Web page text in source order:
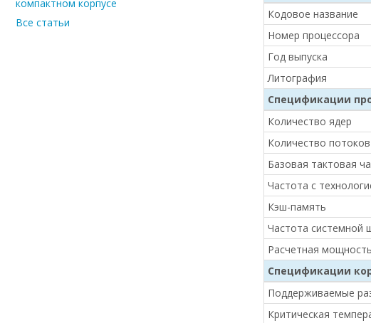
Кодовое название
Номер процессора
Год выпуска
Литография
Спецификации
Количество ядер
Количество потоков
Базовая тактовая
Частота с
Кэш-память
Частота системной
Расчетная мощность
Спецификации
Поддерживаемые
Критическая
компактном корпусе
Все статьи